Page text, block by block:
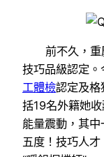
前不久，
技巧品級認定
工體檢認定及格
括19名外籍她
能量震動，其
五度！技巧人